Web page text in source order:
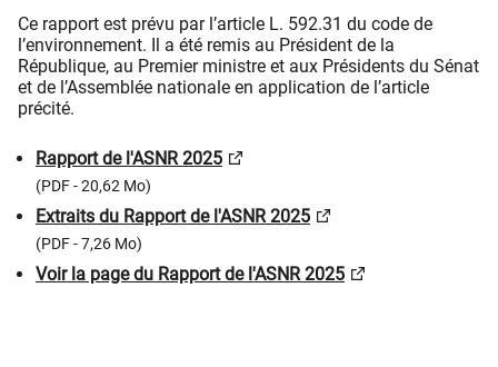
Ce rapport est prévu par l’article L. 592.31 du code de
l’environnement. Il a été remis au Président de la
République, au Premier ministre et aux Présidents du Sénat
et de l’Assemblée nationale en application de l’article
précité.
Rapport de l'ASNR 2025
(PDF - 20,62 Mo)
Extraits du Rapport de l'ASNR 2025
(PDF - 7,26 Mo)
Voir la page du Rapport de l'ASNR 2025